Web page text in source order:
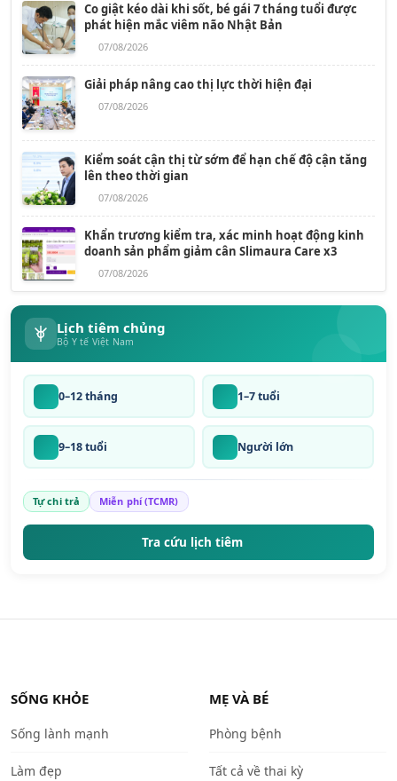
Co giật kéo dài khi sốt, bé gái 7 tháng tuổi được
phát hiện mắc viêm não Nhật Bản
07/08/2026
Giải pháp nâng cao thị lực thời hiện đại
07/08/2026
Kiểm soát cận thị từ sớm để hạn chế độ cận tăng
lên theo thời gian
07/08/2026
Khẩn trương kiểm tra, xác minh hoạt động kinh
doanh sản phẩm giảm cân Slimaura Care x3
07/08/2026
Lịch tiêm chủng
Bộ Y tế Việt Nam
0–12 tháng 1–7 tuổi
9–18 tuổi Người lớn
Tự chi trả Miễn phí (TCMR)
Tra cứu lịch tiêm
SỐNG KHỎE
Sống lành mạnh
Làm đẹp
MẸ VÀ BÉ
Phòng bệnh
Tất cả về thai kỳ